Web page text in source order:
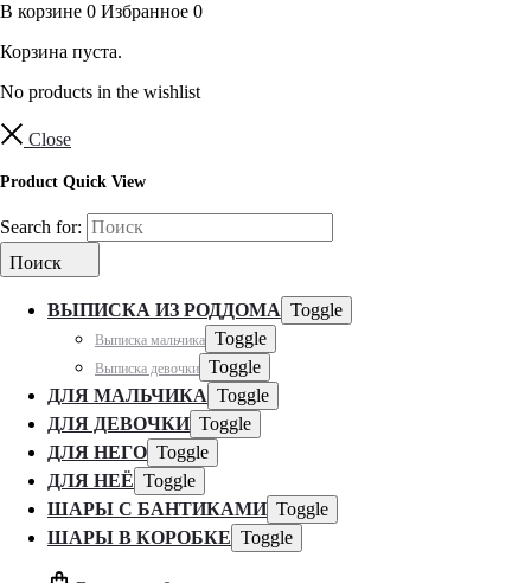
В корзине 0 Избранное 0
Корзина пуста.
No products in the wishlist
Close
Product Quick View
Search for:
Поиск
ВЫПИСКА ИЗ РОДДОМА Toggle
Выписка мальчика Toggle
Выписка девочки Toggle
ДЛЯ МАЛЬЧИКА Toggle
ДЛЯ ДЕВОЧКИ Toggle
ДЛЯ НЕГО Toggle
ДЛЯ НЕЁ Toggle
ШАРЫ С БАНТИКАМИ Toggle
ШАРЫ В КОРОБКЕ Toggle